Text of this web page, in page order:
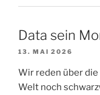
Data sein
13. MAI 2026
Wir reden über
Welt noch